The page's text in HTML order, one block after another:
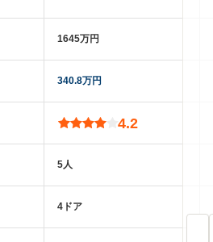
1645万円
340.8万円
4.2
5人
4ドア